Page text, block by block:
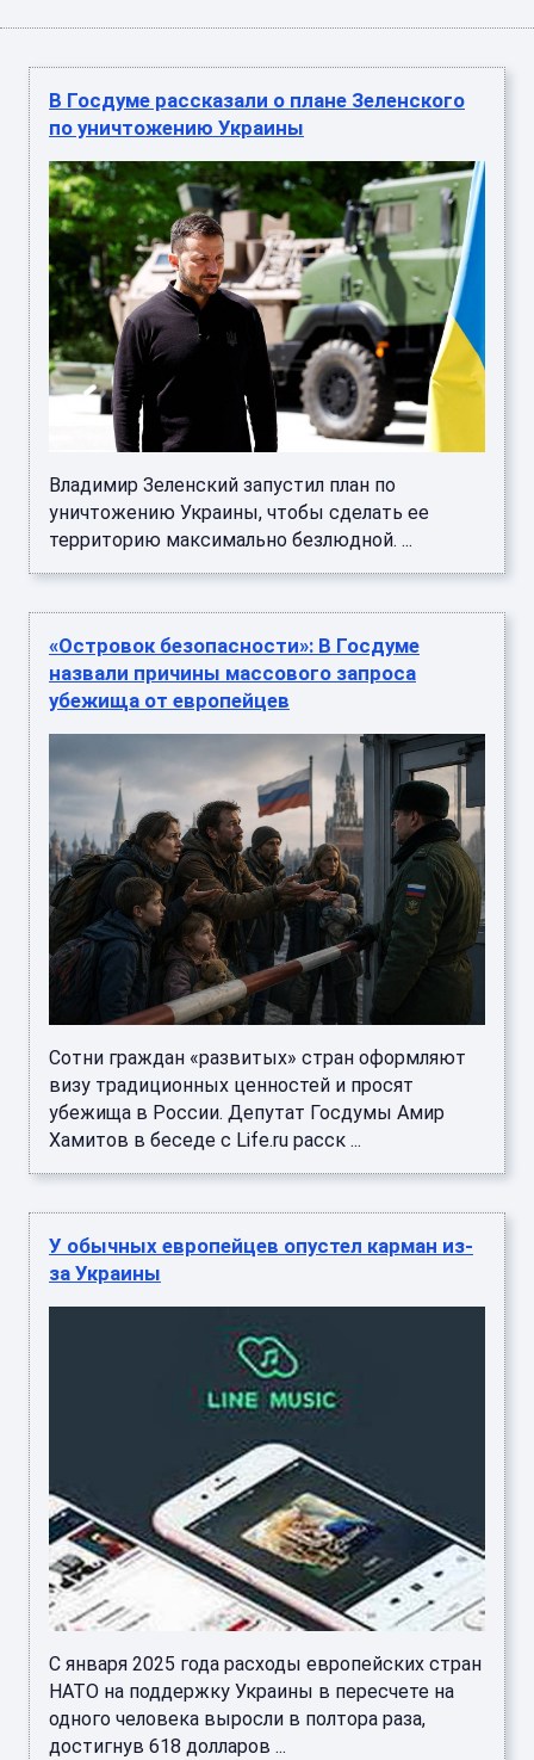
В Госдуме рассказали о плане Зеленского
по уничтожению Украины
Владимир Зеленский запустил план по
уничтожению Украины, чтобы сделать ее
территорию максимально безлюдной. ...
«Островок безопасности»: В Госдуме
назвали причины массового запроса
убежища от европейцев
Сотни граждан «развитых» стран оформляют
визу традиционных ценностей и просят
убежища в России. Депутат Госдумы Амир
Хамитов в беседе с Life.ru расск ...
У обычных европейцев опустел карман из-
за Украины
С января 2025 года расходы европейских стран
НАТО на поддержку Украины в пересчете на
одного человека выросли в полтора раза,
достигнув 618 долларов ...